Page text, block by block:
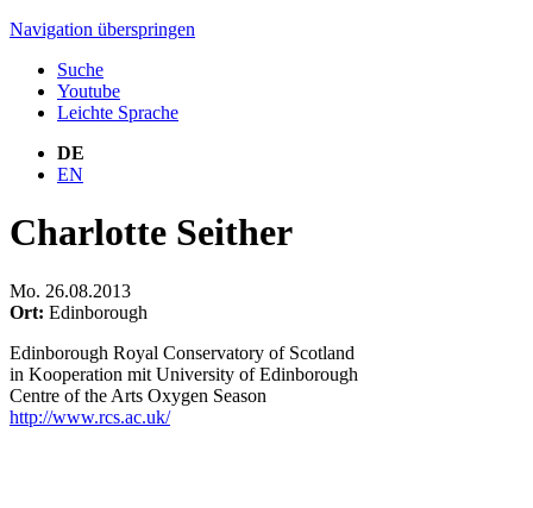
Navigation überspringen
Suche
Youtube
Leichte Sprache
DE
EN
Charlotte Seither
Mo. 26.08.2013
Ort: Edinborough
Edinborough Royal Conservatory of Scotland
in Kooperation mit University of Edinborough
Centre of the Arts Oxygen Season
http://www.rcs.ac.uk/